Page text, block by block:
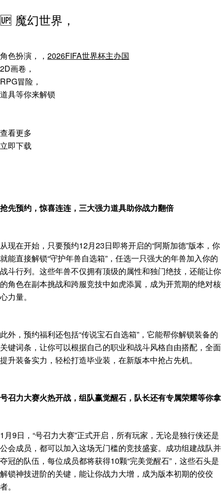
🆙 魔幻世界，
角色扮演，， 2026FIFA世界杯主办国
2D画卷，
RPG冒险，
道具等你来解锁
查看更多
立即下载
抢先预约，惊喜连连，三大强力道具助你战力翻倍
从现在开始，只要预约12月23日即将开启的“阿斯加德”版本，你
就能直接解锁“守护年兽自选箱”，任选一只强大的年兽加入你的
战斗行列。这些年兽不仅拥有顶级的属性和独门绝技，还能让你
的角色在副本挑战和跨服竞技中如虎添翼，成为开荒期的绝对核
心力量。
此外，预约福利还包括“传说宝石自选箱”，它能帮你解锁装备的
关键词条，让你可以根据自己的职业和战斗风格自由搭配，全面
提升装备实力，轻松打造毕业装，在新版本中抢占先机。
号召力大赛火热开战，组队赢觉醒石，队长还有专属荣耀等你拿
1月9日，“号召力大赛”正式开启，所有玩家，无论是独行侠还是
公会成员，都可以加入这场无门槛的竞技盛宴。成功组建战队并
夺冠的队伍，每位成员都将获得10颗“完美觉醒石”，这些石头是
解锁神技进阶的关键，能让你战力大增，成为版本初期的佼佼
者。